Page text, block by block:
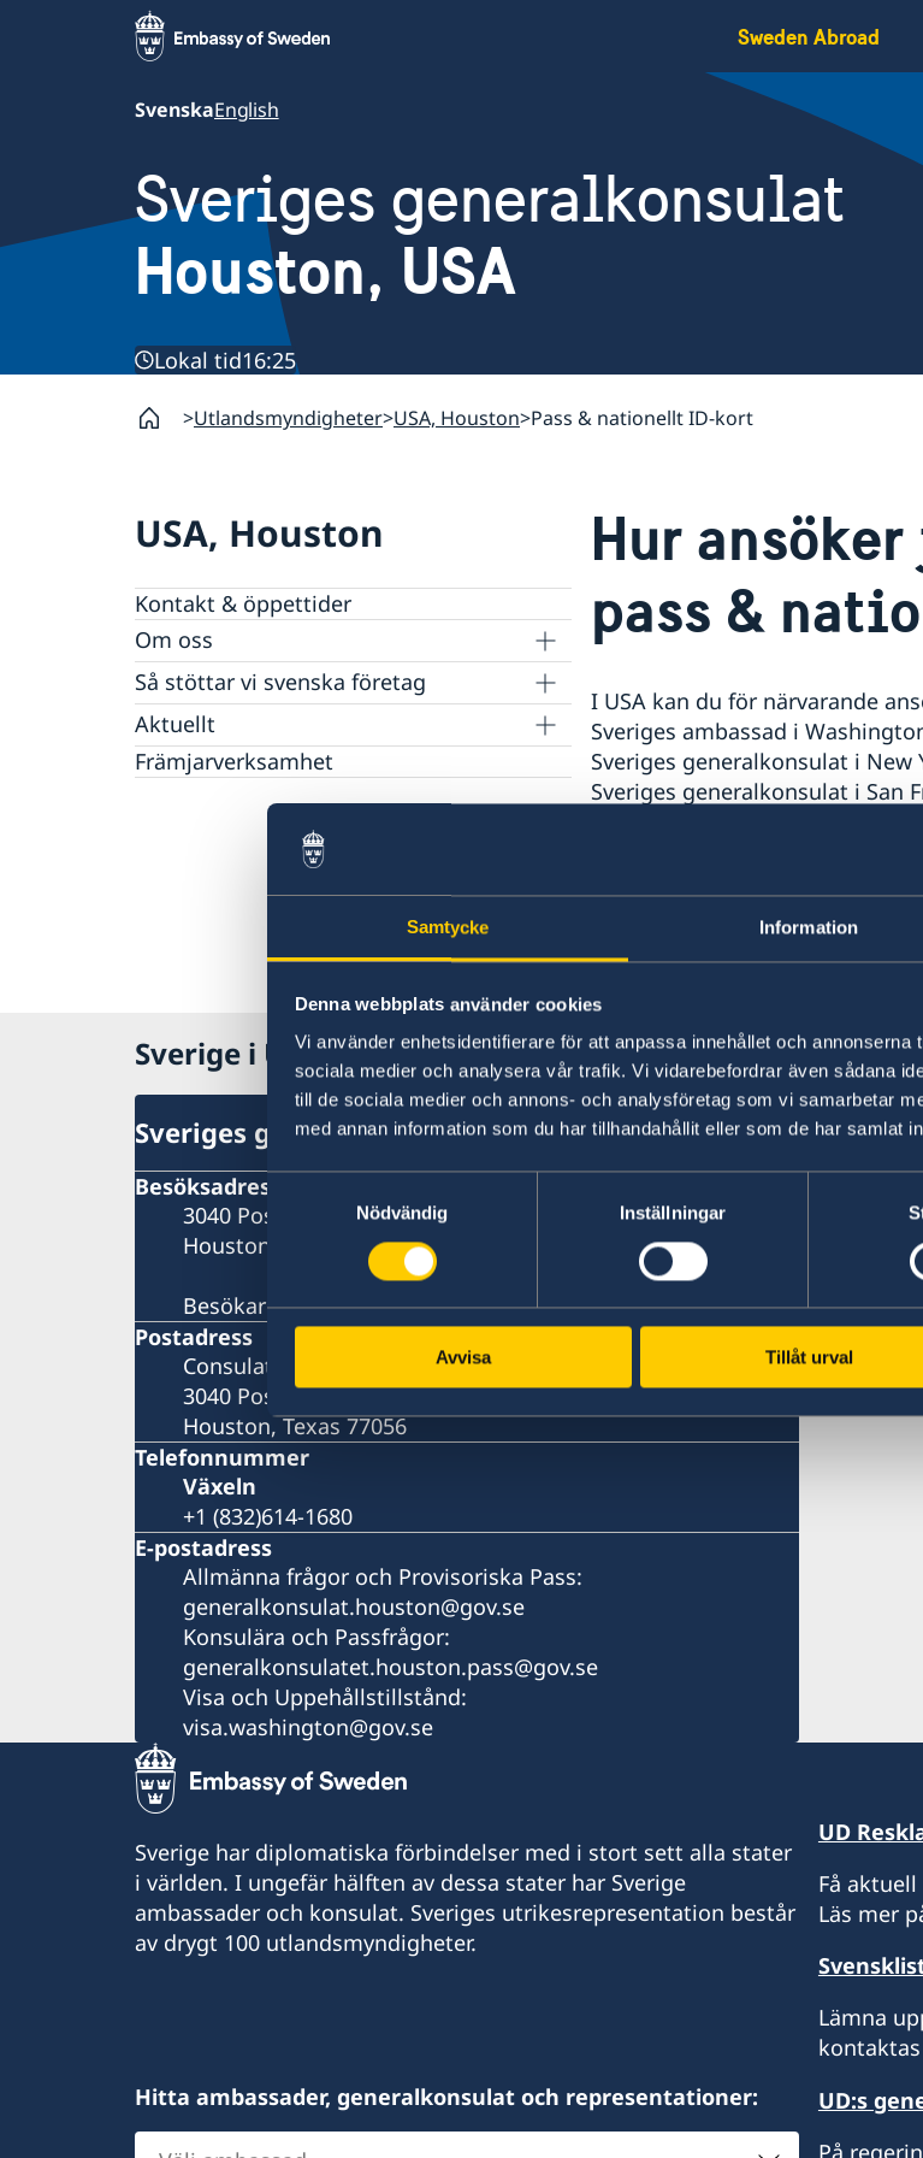
Samtycke Information
Denna webbplats använder cookies
Vi använder enhetsidentifierare för att anpassa innehållet och annonserna
sociala medier och analysera vår trafik. Vi vidarebefordrar även sådana
till de sociala medier och annons- och analysföretag som vi samarbetar
med annan information som du har tillhandahållit eller som de har samlat
Samtyckesval
Nödvändig
Inställningar
Avvisa Tillåt urval
Sweden Abroad
SvenskaEnglish
Sveriges generalkonsulat
Houston, USA
Lokal tid16:25
Utlandsmyndigheter USA, Houston Pass & nationellt ID-kort
USA, Houston
Kontakt & öppettider
Om oss
Lediga tjänster
Dataskyddspolicy (GDPR)
Så stöttar vi svenska företag
Vi är en resurs för svenska företag
Team Sweden
Så kan du få stöd
Svenska företag i Texas
Anmäl handelshinder
Aktuellt
Rösta i Texas
Kalendarium
Främjarverksamhet
Hur
pass &
I USA kan du för närvarande
Sveriges ambassad i
Sveriges generalkonsulat i New
Sveriges generalkonsulat i San
Ansök om/förnya pass och id-
Senast uppdaterad 15 juli 2025,
Sverige i USA, Houston
Sveriges generalkonsulat
Besöksadress
3040 Post Oak Boulevard
Houston
Besökare tas endast emot efter tidsbokning.
Postadress
Consulate General of Sweden
3040 Post Oak Boulevard
Houston, Texas 77056
Telefonnummer
Växeln
+1 (832)614-1680
E-postadress
Allmänna frågor och Provisoriska Pass:
generalkonsulat.houston@gov.se
Konsulära och Passfrågor:
generalkonsulatet.houston.pass@gov.se
Visa och Uppehållstillstånd:
visa.washington@gov.se
+1 (214)
E-post:
Sverige har diplomatiska förbindelser med i stort sett alla stater
i världen. I ungefär hälften av dessa stater har Sverige
ambassader och konsulat. Sveriges utrikesrepresentation består
av drygt 100 utlandsmyndigheter.
Hitta ambassader, generalkonsulat och representationer:
Välj
UD
Få
Läs mer
Lämna
UD:s
På